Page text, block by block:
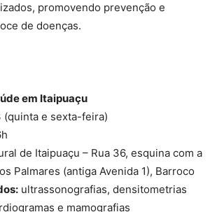
promovendo prevenção e
de doenças.
em Itaipuaçu
(quinta e sexta-feira)
de Itaipuaçu – Rua 36, esquina com a
Palmares (antiga Avenida 1), Barroco
ultrassonografias, densitometrias
e mamografias